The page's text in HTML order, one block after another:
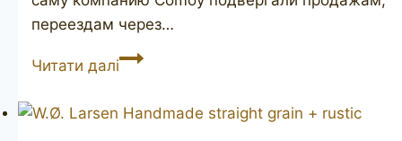
переездам через…
Читати даліGENOD